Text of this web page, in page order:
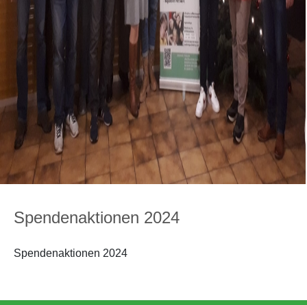
Spendenaktionen 2024
Spendenaktionen 2024